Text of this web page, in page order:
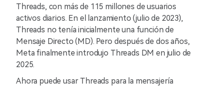
Threads, con más de 115 millones de usuarios
activos diarios. En el lanzamiento (julio de 2023),
Threads no tenía inicialmente una función de
Mensaje Directo (MD). Pero después de dos años,
Meta finalmente introdujo Threads DM en julio de
2025.
Ahora puede usar Threads para la mensajería